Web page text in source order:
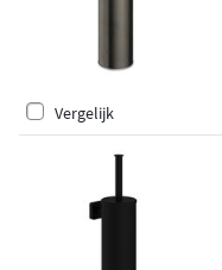
Vergelijk